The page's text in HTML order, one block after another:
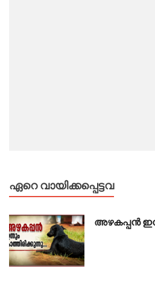
ഏറെ വായിക്കപ്പെട്ടവ
അഴകപ്പൻ